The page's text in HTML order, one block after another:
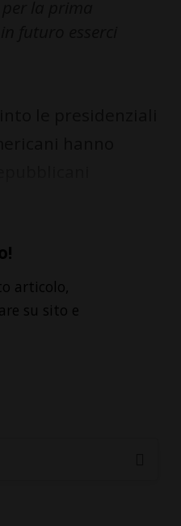
articolo,
su sito e